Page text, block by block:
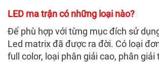
LED ma trận có những loại nào?
Để phù hợp với từng mục đích sử
Led matrix đã được ra đời. Có loại
full color, loại phân giải cao, phân giải